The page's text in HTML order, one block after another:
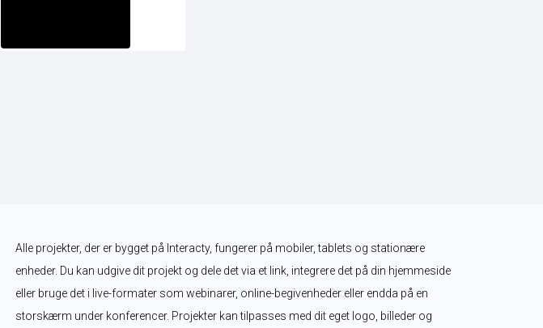
Alle projekter, der er bygget på Interacty, fungerer på mobiler, tablets og stationære
enheder. Du kan udgive dit projekt og dele det via et link, integrere det på din hjemmeside
eller bruge det i live-formater som webinarer, online-begivenheder eller endda på en
storskærm under konferencer. Projekter kan tilpasses med dit eget logo, billeder og